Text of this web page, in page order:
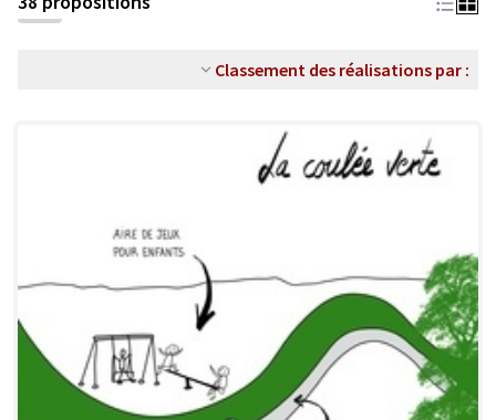
Classement des réalisations par :